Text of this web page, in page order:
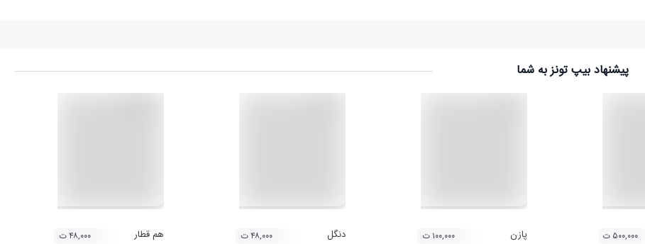
پیشنهاد بیپ تونز به شما
۵۰۰,۰۰۰ ت پازن ۱۰۰,۰۰۰ ت دنگل ۴۸,۰۰۰ ت هم قطار ۴۸,۰۰۰ ت